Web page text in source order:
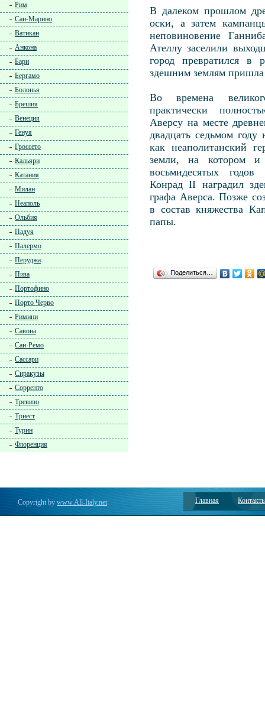
В далеком прошлом
оски, а затем
неповиновение
Ателлу заселили
город превратился в
здешним землям пришла
Во времена
практически
Аверсу на месте
двадцать седьмом
как неаполитанский
земли, на котором
восьмидесятых годов
Конрад II наградил
графа Аверса. Позже
в состав княжества
папы.
Поделиться…
Рим
Сан-Марино
Ватикан
Анкона
Бари
Бергамо
Болонья
Брешия
Венеция
Генуя
Гроссето
Кальяри
Катания
Милан
Неаполь
Ольбия
Падуя
Палермо
Перуджа
Пиза
Портофино
Порто Черво
Римини
Савона
Сан-Ремо
Сассари
Сиракузы
Сорренто
Тревизо
Триест
Турин
Флоренция
Copyright by www.All-Italy.net Главная